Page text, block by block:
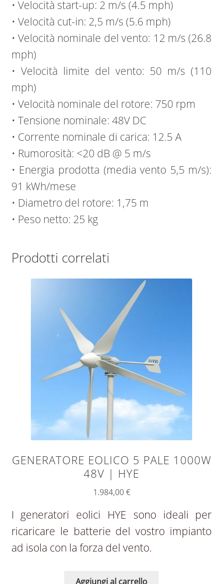
• Velocità start-up: 2 m/s (4.5 mph)
• Velocità cut-in: 2,5 m/s (5.6 mph)
• Velocità nominale del vento: 12 m/s (26.8
mph)
• Velocità limite del vento: 50 m/s (110
mph)
• Velocità nominale del rotore: 750 rpm
• Tensione nominale: 48V DC
• Corrente nominale di carica: 12.5 A
• Rumorosità: <20 dB @ 5 m/s
• Energia prodotta (media vento 5,5 m/s):
91 kWh/mese
• Diametro del rotore: 1,75 m
• Peso netto: 25 kg
Prodotti correlati
GENERATORE EOLICO 5 PALE 1000W
48V | HYE
1.984,00€
I generatori eolici HYE sono ideali per
ricaricare le batterie del vostro impianto
ad isola con la forza del vento.
Aggiungi al carrello